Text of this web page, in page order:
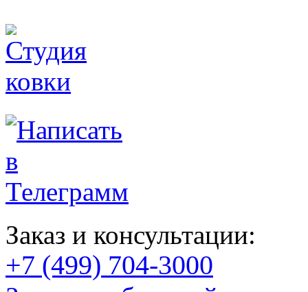
Заказ и консультации:
+7 (499) 704-3000